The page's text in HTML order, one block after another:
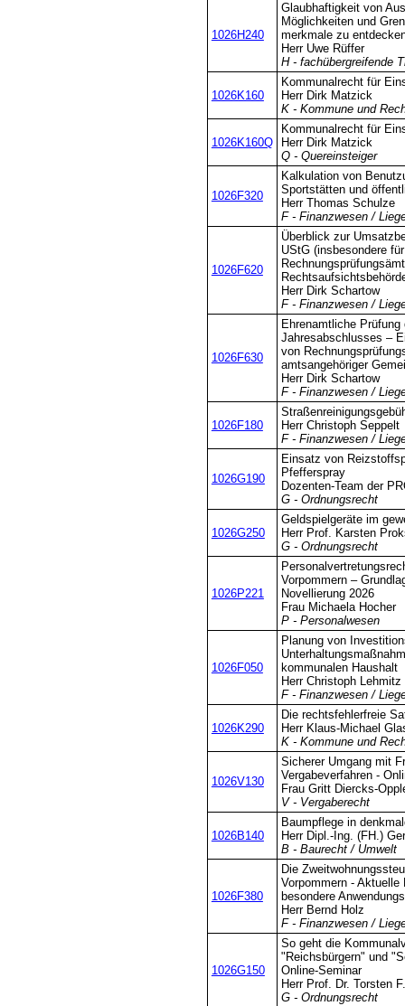
1026H240
Glaubhaftigkeit von
Möglichkeiten und
merkmale zu
Herr Uwe Rüffer
H - fachübergreifende
1026K160
Kommunalrecht für
Herr Dirk Matzick
K - Kommune und
1026K160Q
Kommunalrecht für
Herr Dirk Matzick
Q - Quereinsteiger
1026F320
Kalkulation von
Sportstätten und
Herr Thomas Schulze
F - Finanzwesen /
1026F620
Überblick zur
UStG (insbesondere
Herr Dirk Schartow
F - Finanzwesen /
1026F630
Ehrenamtliche
Jahresabschlusses –
von
amtsangehöriger
Herr Dirk Schartow
F - Finanzwesen /
1026F180
Herr Christoph Seppelt
F - Finanzwesen /
1026G190
Einsatz von
Pfefferspray
Dozenten-Team der
G - Ordnungsrecht
1026G250
Geldspielgeräte im
Herr Prof. Karsten
G - Ordnungsrecht
1026P221
Vorpommern –
Novellierung 2026
Frau Michaela Hocher
P - Personalwesen
1026F050
Planung von
kommunalen Haushalt
Herr Christoph Lehmitz
F - Finanzwesen /
1026K290
Die rechtsfehlerfreie
Herr Klaus-Michael
K - Kommune und
1026V130
Sicherer Umgang mit
Vergabeverfahren -
Frau Gritt Diercks-
V - Vergaberecht
1026B140
Baumpflege in
Herr Dipl.-Ing. (FH.)
B - Baurecht / Umwelt
1026F380
Die
Vorpommern - Aktuelle
besondere
Herr Bernd Holz
F - Finanzwesen /
1026G150
So geht die
"Reichsbürgern" und
Online-Seminar
Herr Prof. Dr. Torsten
G - Ordnungsrecht